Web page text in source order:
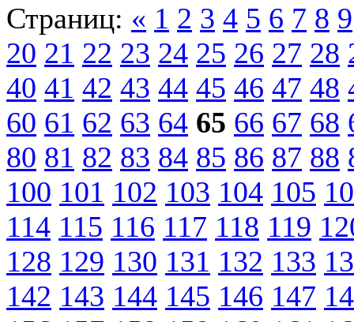
Страниц: « 1 2 3 4 5 6 7 8 9
20 21 22 23 24 25 26 27 28
40 41 42 43 44 45 46 47 48
60 61 62 63 64 65 66 67 68
80 81 82 83 84 85 86 87 88
100 101 102 103 104 105
114 115 116 117 118 119
128 129 130 131 132 133
142 143 144 145 146 147